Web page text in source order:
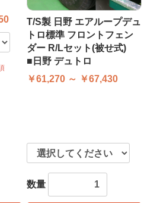
T/S製 日野 エアループデュ
トロ標準 フロントフェン
ダー R/Lセット(被せ式)
■日野 デュトロ
￥61,270 ～ ￥67,430
数量